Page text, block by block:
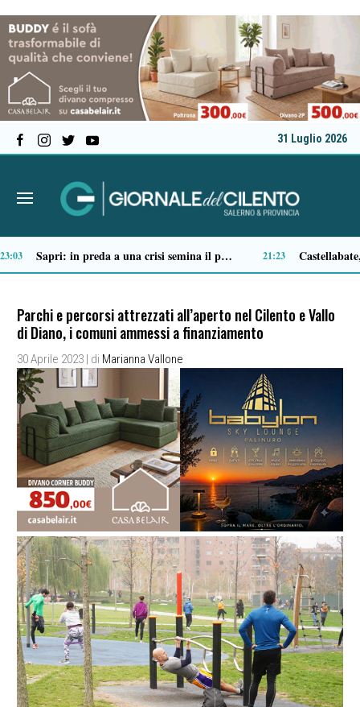
31 Luglio 2026
Tortorella celebra la Fiera di San Basilio: tra antichi mestieri, bestiame e la musica della Bandabardò 14:49
Parchi e percorsi attrezzati all’aperto nel Cilento e Vallo
di Diano, i comuni ammessi a finanziamento
30 Aprile 2023 | di Marianna Vallone